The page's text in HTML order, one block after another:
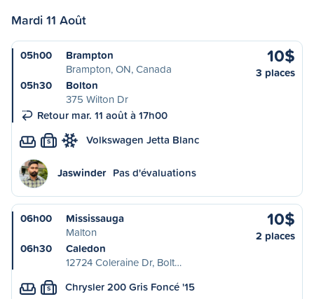
Mardi 11 Août
05h00
Brampton
Brampton, ON, Canada
05h30
Bolton
375 Wilton Dr
Retour mar. 11 août à 17h00
10$
3 places
S Volkswagen Jetta Blanc
Jaswinder Pas d'évaluations
06h00
Mississauga
Malton
06h30
Caledon
12724 Coleraine Dr, Bolt…
10$
2 places
S Chrysler 200 Gris Foncé '15